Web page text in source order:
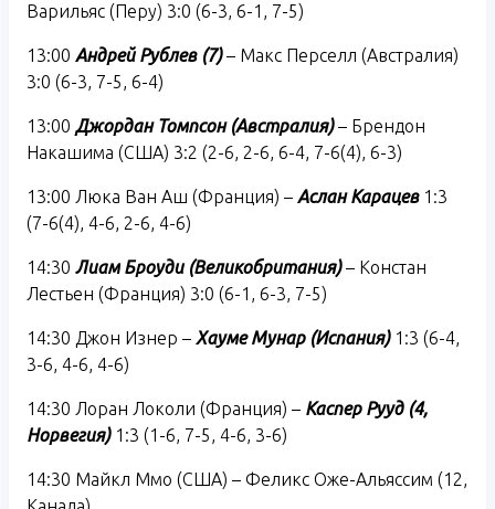
Варильяс (Перу) 3:0 (6-3, 6-1, 7-5)
13:00 Андрей Рублев (7)– Макс Перселл (Австралия)
3:0 (6-3, 7-5, 6-4)
13:00 Джордан Томпсон (Австралия) – Брендон
Накашима (США) 3:2 (2-6, 2-6, 6-4, 7-6(4), 6-3)
13:00 Люка Ван Аш (Франция) – Аслан Карацев1:3
(7-6(4), 4-6, 2-6, 4-6)
14:30 Лиам Броуди (Великобритания) – Констан
Лестьен (Франция) 3:0 (6-1, 6-3, 7-5)
14:30 Джон Изнер – Хауме Мунар (Испания)1:3 (6-4,
3-6, 4-6, 4-6)
14:30 Лоран Локоли (Франция) – Каспер Рууд (4,
Норвегия)1:3 (1-6, 7-5, 4-6, 3-6)
14:30 Майкл Ммо (США) – Феликс Оже-Альяссим (12,